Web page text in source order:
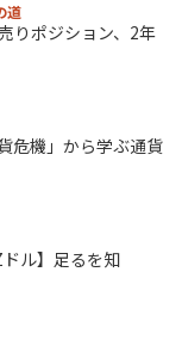
道
りポジション、2年
危機」から学ぶ通貨
ル】足るを知